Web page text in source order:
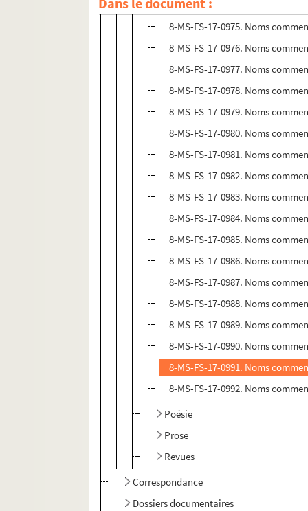
8-MS-FS-17-0974. Noms
8-MS-FS-17-0975. Noms
8-MS-FS-17-0976. Noms
8-MS-FS-17-0977. Noms
8-MS-FS-17-0978. Noms
8-MS-FS-17-0979. Noms
8-MS-FS-17-0980. Noms
8-MS-FS-17-0981. Noms
8-MS-FS-17-0982. Noms
8-MS-FS-17-0983. Noms
8-MS-FS-17-0984. Noms
8-MS-FS-17-0985. Noms
8-MS-FS-17-0986. Noms
8-MS-FS-17-0987. Noms
8-MS-FS-17-0988. Noms
8-MS-FS-17-0989. Noms
8-MS-FS-17-0990. Noms
8-MS-FS-17-0991. Noms
8-MS-FS-17-0992. Noms
Poésie
Prose
Revues
Correspondance
Dossiers documentaires